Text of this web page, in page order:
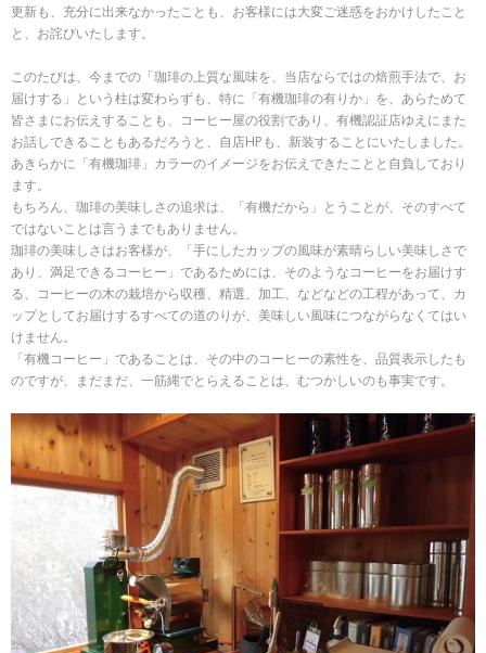
更新も、充分に出来なかったことも、お客様には大変ご迷惑をおかけしたこと
と、お詫びいたします。
このたびは、今までの「珈琲の上質な風味を、当店ならではの焙煎手法で、お
届けする」という柱は変わらずも、特に「有機珈琲の有りか」を、あらためて
皆さまにお伝えすることも、コーヒー屋の役割であり、有機認証店ゆえにまた
お話しできることもあるだろうと、自店HPも、新装することにいたしました。
あきらかに「有機珈琲」カラーのイメージをお伝えできたことと自負しており
ます。
もちろん、珈琲の美味しさの追求は、「有機だから」とうことが、そのすべて
ではないことは言うまでもありません。
珈琲の美味しさはお客様が、「手にしたカップの風味が素晴らしい美味しさで
あり、満足できるコーヒー」であるためには、そのようなコーヒーをお届けす
る、コーヒーの木の栽培から収穫、精選、加工、などなどの工程があって、カ
ップとしてお届けするすべての道のりが、美味しい風味につながらなくてはい
けません。
「有機コーヒー」であることは、その中のコーヒーの素性を、品質表示したも
のですが、まだまだ、一筋縄でとらえることは、むつかしいのも事実です。